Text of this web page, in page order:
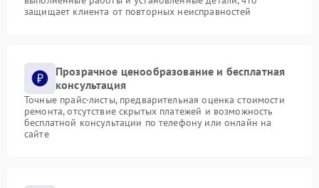
защищает клиента от повторных неисправностей
Прозрачное ценообразование и бесплатная
консультация
Точные прайс-листы, предварительная оценка стоимости
ремонта, отсутствие скрытых платежей и возможность
бесплатной консультации по телефону или онлайн на
сайте